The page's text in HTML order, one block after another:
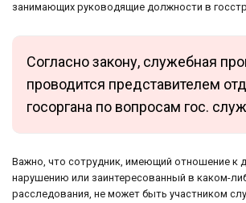
занимающих руководящие должности в
Согласно закону, служебная
проводится представителем
госоргана по вопросам гос.
Важно, что сотрудник, имеющий отношение к
нарушению или заинтересованный в каком-
расследования, не может быть участником